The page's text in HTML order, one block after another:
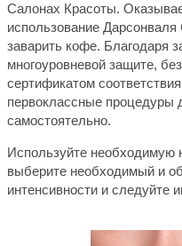
Салонах Красоты.
использование
заварить кофе. Благодаря
многоуровневой защите,
сертификатом
первоклассные процедуры
самостоятельно.
Используйте необходимую
выберите необходимый и
интенсивности и следуйте